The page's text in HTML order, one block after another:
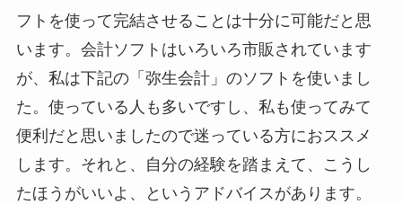
フトを使って完結させることは十分に可能だと思
います。会計ソフトはいろいろ市販されています
が、私は下記の「弥生会計」のソフトを使いまし
た。使っている人も多いですし、私も使ってみて
便利だと思いましたので迷っている方におススメ
します。それと、自分の経験を踏まえて、こうし
たほうがいいよ、というアドバイスがあります。